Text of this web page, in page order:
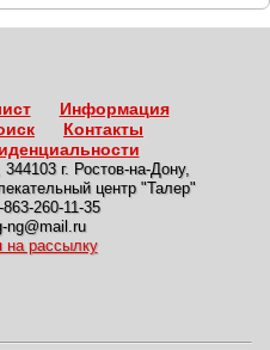
Информация
Контакты
344103 г. Ростов-на-Дону,
центр "Талер"
260-11-35
ng@mail.ru
на рассылку